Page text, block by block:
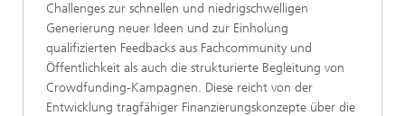
Challenges zur schnellen und niedrigschwelligen
Generierung neuer Ideen und zur Einholung
qualifizierten Feedbacks aus Fachcommunity und
Öffentlichkeit als auch die strukturierte Begleitung von
Crowdfunding-Kampagnen. Diese reicht von der
Entwicklung tragfähiger Finanzierungskonzepte über die